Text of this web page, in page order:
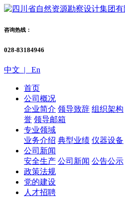
咨询热线：
028-83184946
中文 | En
首页
公司概况
企业简介 领导致辞 组织架构
誉 领导邮箱
专业领域
业务介绍 典型业绩 仪器设备
公司新闻
安全生产 公司新闻 公告公示
政策法规
党的建设
人才招聘